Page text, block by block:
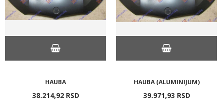
HAUBA
38.214,92 RSD
HAUBA (ALUMINIJUM)
39.971,93 RSD